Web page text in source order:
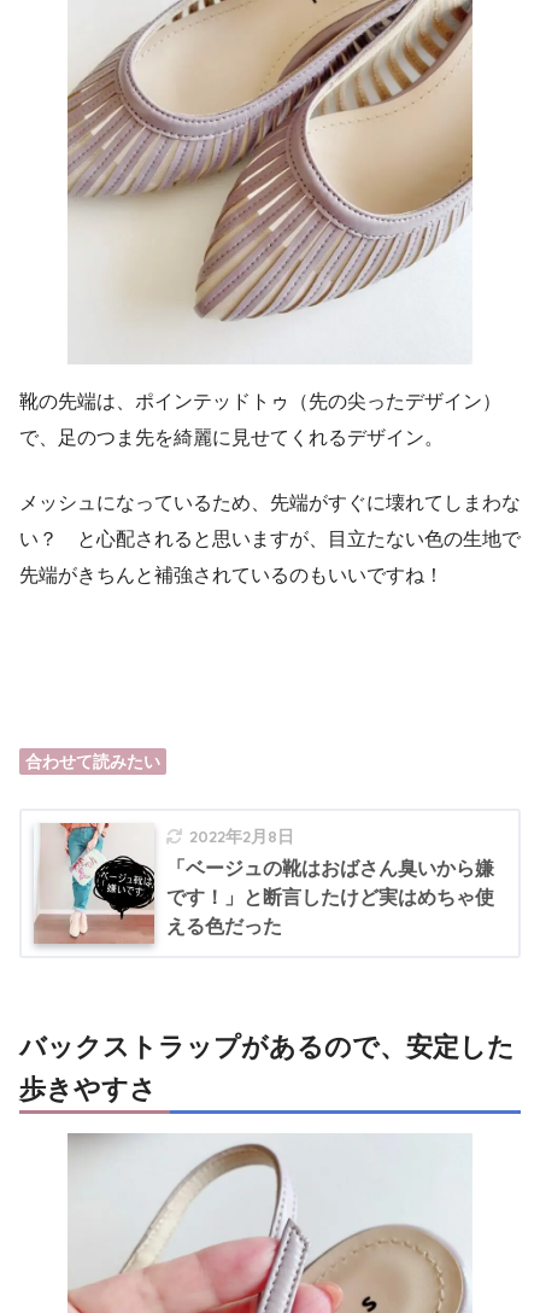
靴の先端は、ポインテッドトゥ（先の尖ったデザイン）
で、足のつま先を綺麗に見せてくれるデザイン。
メッシュになっているため、先端がすぐに壊れてしまわな
い？ と心配されると思いますが、目立たない色の生地で
先端がきちんと補強されているのもいいですね！
合わせて読みたい
2022年2月8日
「ベージュの靴はおばさん臭いから嫌
です！」と断言したけど実はめちゃ使
える色だった
バックストラップがあるので、安定した
歩きやすさ